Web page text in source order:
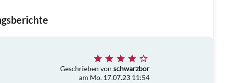
Geschrieben von schwarzbor
am Mo. 17.07.23 11:54